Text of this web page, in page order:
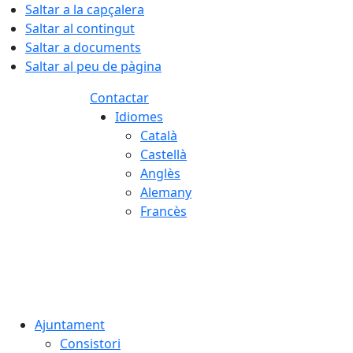
Saltar a la capçalera
Saltar al contingut
Saltar a documents
Saltar al peu de pàgina
Contactar
Idiomes
Català
Castellà
Anglès
Alemany
Francès
Ajuntament
Consistori